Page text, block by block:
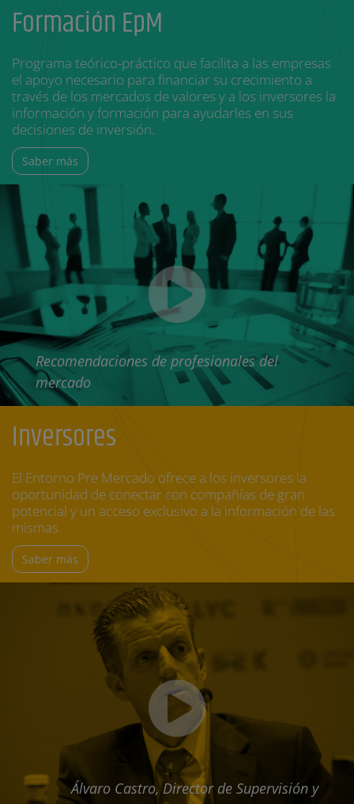
Recomendaciones de profesionales del
mercado
Formación EpM
Programa teórico-práctico que facilita a las empresas
el apoyo necesario para financiar su crecimiento a
través de los mercados de valores y a los inversores la
información y formación para ayudarles en sus
decisiones de inversión.
Saber más
Inversores
El Entorno Pre Mercado ofrece a los inversores la
oportunidad de conectar con compañías de gran
potencial y un acceso exclusivo a la información de las
mismas.
Saber más
Álvaro Castro, Director de Supervisión y